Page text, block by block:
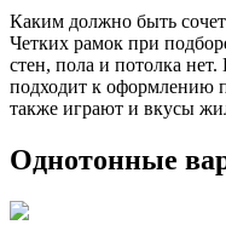
Каким должно быть
Четких рамок при
стен, пола и потолка
подходит к оформлению
также играют и вкусы
Однотонные